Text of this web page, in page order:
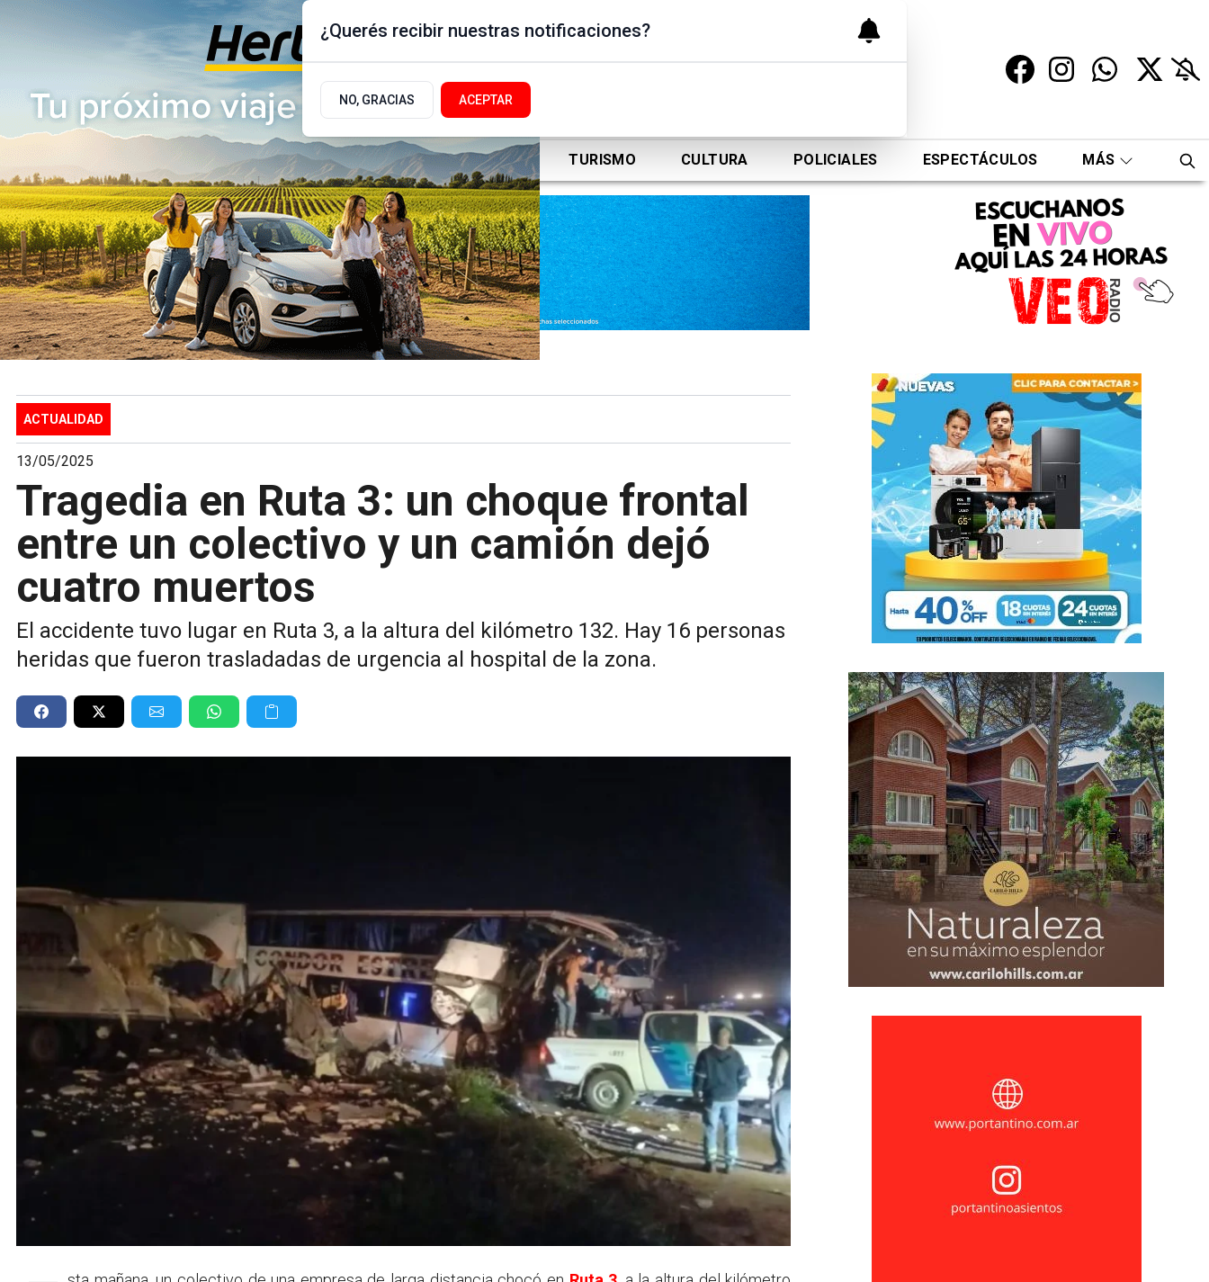
Viernes 7 de Agosto
de 2026
17.9ºc | Buenos Aires, AR
ACTUALIDAD POLÍTICA DEPORTES TURISMO CULTURA POLICIALES ESPECTÁCULOS MÁS
ACTUALIDAD
13/05/2025
Tragedia en Ruta 3: un choque frontal
entre un colectivo y un camión dejó
cuatro muertos
El accidente tuvo lugar en Ruta 3, a la altura del kilómetro 132. Hay 16 personas
heridas que fueron trasladadas de urgencia al hospital de la zona.
¿Querés recibir nuestras notificaciones?
NO, GRACIAS ACEPTAR